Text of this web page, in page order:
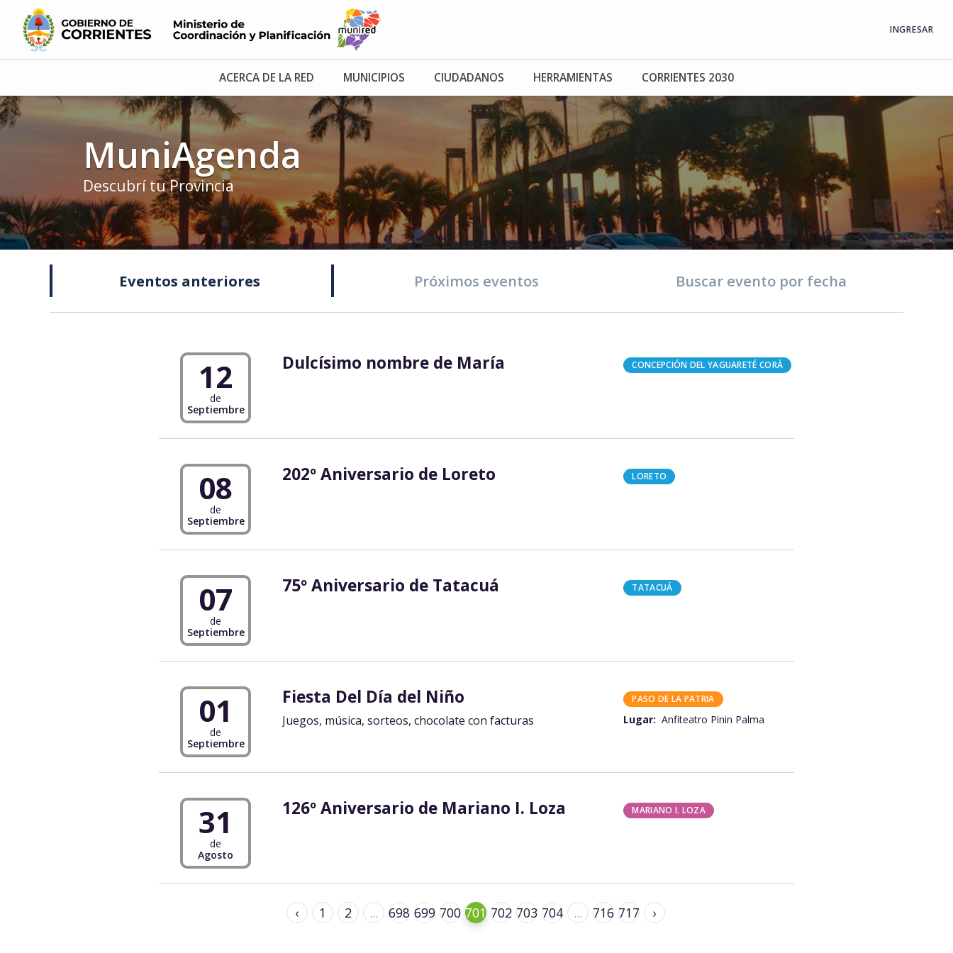
INGRESAR
ACERCA DE LA RED MUNICIPIOS CIUDADANOS HERRAMIENTAS CORRIENTES 2030
MuniAgenda
Descubrí tu Provincia
Eventos anteriores Próximos eventos Buscar evento por fecha
12
de
Septiembre
Dulcísimo nombre de María CONCEPCIÓN DEL YAGUARETÉ CORÁ
08
de
Septiembre
202º Aniversario de Loreto LORETO
07
de
Septiembre
75º Aniversario de Tatacuá TATACUÁ
01
de
Septiembre
Fiesta Del Día del Niño PASO DE LA PATRIA
Juegos, música, sorteos, chocolate con facturas Lugar: Anfiteatro Pinin Palma
31
de
Agosto
126º Aniversario de Mariano I. Loza MARIANO I. LOZA
‹ 1 2 ... 698 699 700 701 702 703 704 ... 716 717 ›